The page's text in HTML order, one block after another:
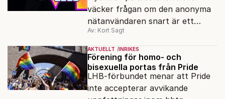
väcker frågan om den anonyma
nätanvändaren snart är ett
minne blott.
Av: Kort Sagt
AKTUELLT INRIKES
Förening för homo- och
bisexuella portas från Pride
LHB-förbundet menar att Pride
inte accepterar avvikande